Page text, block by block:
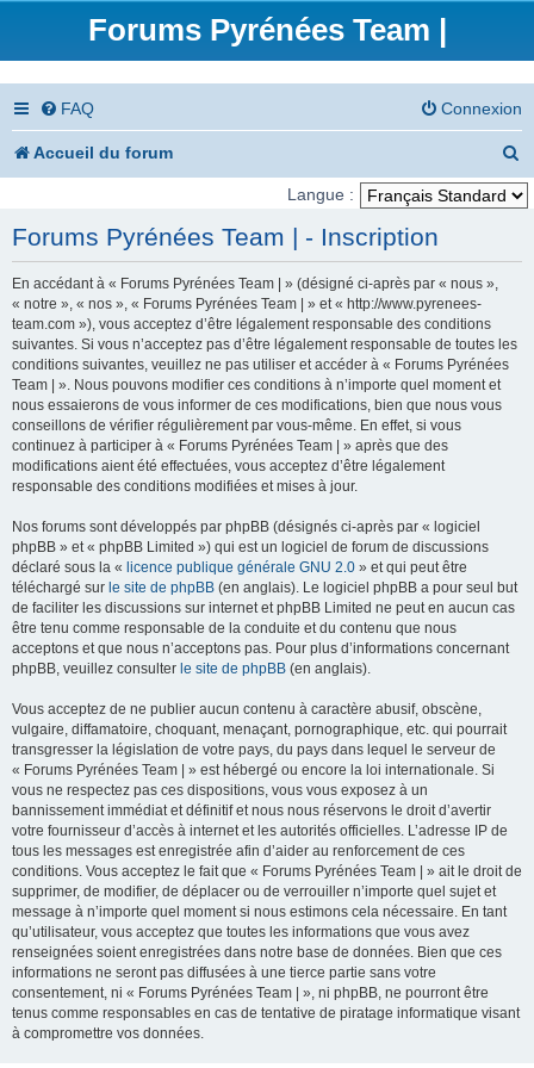
Forums Pyrénées Team |
FAQ Connexion
Accueil du forum
e
h
Langue :
Forums Pyrénées Team | - Inscription
En accédant à « Forums Pyrénées Team | » (désigné ci-après par « nous »,
« notre », « nos », « Forums Pyrénées Team | » et « http://www.pyrenees-
team.com »), vous acceptez d’être légalement responsable des conditions
suivantes. Si vous n’acceptez pas d’être légalement responsable de toutes les
conditions suivantes, veuillez ne pas utiliser et accéder à « Forums Pyrénées
Team | ». Nous pouvons modifier ces conditions à n’importe quel moment et
nous essaierons de vous informer de ces modifications, bien que nous vous
conseillons de vérifier régulièrement par vous-même. En effet, si vous
continuez à participer à « Forums Pyrénées Team | » après que des
modifications aient été effectuées, vous acceptez d’être légalement
responsable des conditions modifiées et mises à jour.
Nos forums sont développés par phpBB (désignés ci-après par « logiciel
phpBB » et « phpBB Limited ») qui est un logiciel de forum de discussions
déclaré sous la « licence publique générale GNU 2.0 » et qui peut être
téléchargé sur le site de phpBB (en anglais). Le logiciel phpBB a pour seul but
de faciliter les discussions sur internet et phpBB Limited ne peut en aucun cas
être tenu comme responsable de la conduite et du contenu que nous
acceptons et que nous n’acceptons pas. Pour plus d’informations concernant
phpBB, veuillez consulter le site de phpBB (en anglais).
Vous acceptez de ne publier aucun contenu à caractère abusif, obscène,
vulgaire, diffamatoire, choquant, menaçant, pornographique, etc. qui pourrait
transgresser la législation de votre pays, du pays dans lequel le serveur de
« Forums Pyrénées Team | » est hébergé ou encore la loi internationale. Si
vous ne respectez pas ces dispositions, vous vous exposez à un
bannissement immédiat et définitif et nous nous réservons le droit d’avertir
votre fournisseur d’accès à internet et les autorités officielles. L’adresse IP de
tous les messages est enregistrée afin d’aider au renforcement de ces
conditions. Vous acceptez le fait que « Forums Pyrénées Team | » ait le droit de
supprimer, de modifier, de déplacer ou de verrouiller n’importe quel sujet et
message à n’importe quel moment si nous estimons cela nécessaire. En tant
qu’utilisateur, vous acceptez que toutes les informations que vous avez
renseignées soient enregistrées dans notre base de données. Bien que ces
informations ne seront pas diffusées à une tierce partie sans votre
consentement, ni « Forums Pyrénées Team | », ni phpBB, ne pourront être
tenus comme responsables en cas de tentative de piratage informatique visant
à compromettre vos données.